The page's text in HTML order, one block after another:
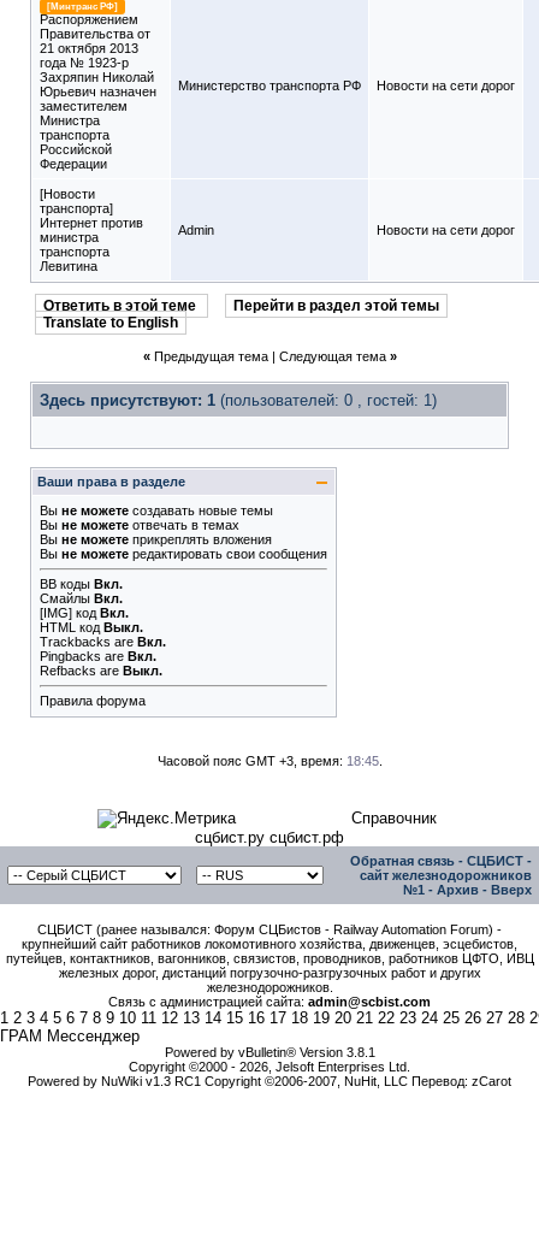
[Минтранс РФ]
Распоряжением
Правительства от
21 октября 2013
года № 1923-р
Захряпин Николай
Юрьевич назначен
заместителем
Министра
транспорта
Российской
Федерации
Министерство транспорта РФ Новости на сети дорог
[Новости
транспорта]
Интернет против
министра
транспорта
Левитина
Admin Новости на сети дорог
Ответить в этой теме
Перейти в раздел этой темы
Translate to English
« Предыдущая тема| Следующая тема »
Здесь присутствуют: 1 (пользователей: 0 , гостей: 1)
Ваши права в разделе
Вы не можете создавать новые темы
Вы не можете отвечать в темах
Вы не можете прикреплять вложения
Вы не можете редактировать свои сообщения
BB коды Вкл.
Смайлы Вкл.
[IMG] код Вкл.
HTML код Выкл.
Trackbacks are Вкл.
Pingbacks are Вкл.
Refbacks are Выкл.
Правила форума
Часовой пояс GMT +3, время: 18:45.
Справочник
сцбист.ру сцбист.рф
Обратная связь - СЦБИСТ -
сайт железнодорожников
№1 - Архив - Вверх
СЦБИСТ (ранее назывался: Форум СЦБистов - Railway Automation Forum) -
крупнейший сайт работников локомотивного хозяйства, движенцев, эсцебистов,
путейцев, контактников, вагонников, связистов, проводников, работников ЦФТО, ИВЦ
железных дорог, дистанций погрузочно-разгрузочных работ и других
железнодорожников.
Связь с администрацией сайта: admin@scbist.com
1 2 3 4 5 6 7 8 9 10 11 12 13 14 15 16 17 18 19 20 21 22 23 24 25 26 27 28
ГРАМ Мессенджер
Powered by vBulletin® Version 3.8.1
Copyright ©2000 - 2026, Jelsoft Enterprises Ltd.
Powered by NuWiki v1.3 RC1 Copyright ©2006-2007, NuHit, LLC Перевод: zCarot